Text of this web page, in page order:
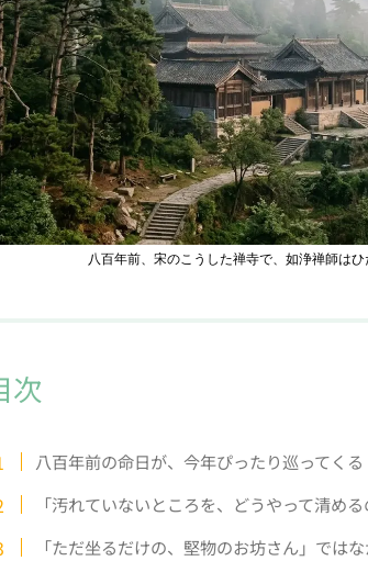
八百年前、宋のこうした禅寺で、如浄禅師はひ
次
八百年前の命日が、今年ぴったり巡ってくる
「汚れていないところを、どうやって清める
「ただ坐るだけの、堅物のお坊さん」では